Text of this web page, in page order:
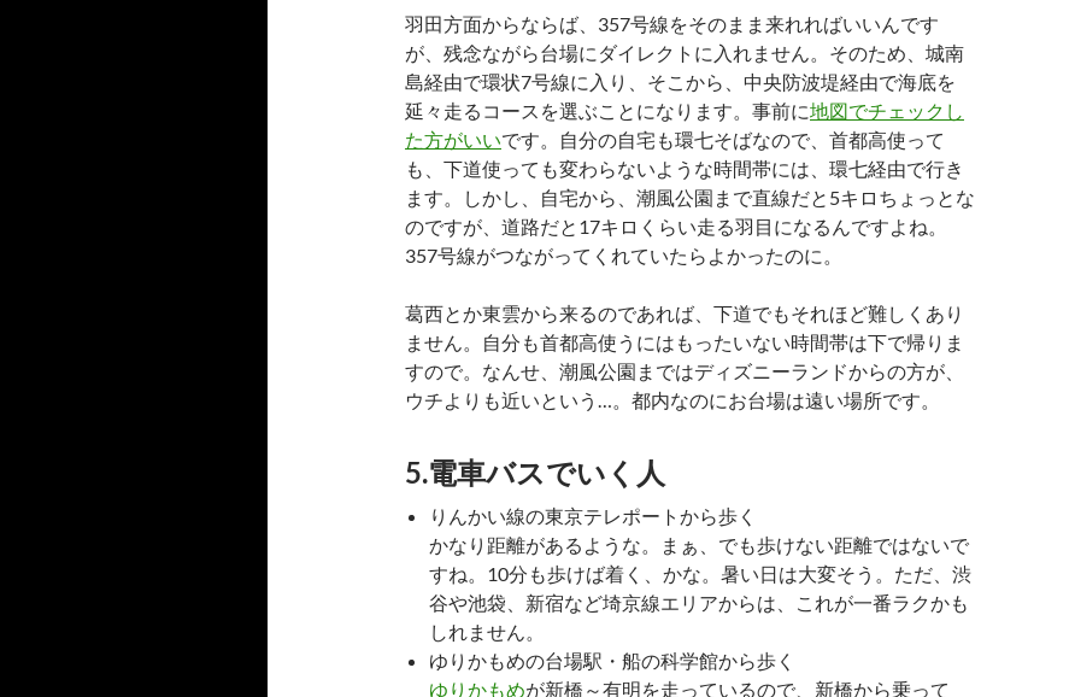
羽田方面からならば、357号線をそのまま来れればいいんです
が、残念ながら台場にダイレクトに入れません。そのため、城南
島経由で環状7号線に入り、そこから、中央防波堤経由で海底を
延々走るコースを選ぶことになります。事前に地図でチェックし
た方がいいです。自分の自宅も環七そばなので、首都高使って
も、下道使っても変わらないような時間帯には、環七経由で行き
ます。しかし、自宅から、潮風公園まで直線だと5キロちょっとな
のですが、道路だと17キロくらい走る羽目になるんですよね。
357号線がつながってくれていたらよかったのに。
葛西とか東雲から来るのであれば、下道でもそれほど難しくあり
ません。自分も首都高使うにはもったいない時間帯は下で帰りま
すので。なんせ、潮風公園まではディズニーランドからの方が、
ウチよりも近いという…。都内なのにお台場は遠い場所です。
5.電車バスでいく人
りんかい線の東京テレポートから歩く
かなり距離があるような。まぁ、でも歩けない距離ではないで
すね。10分も歩けば着く、かな。暑い日は大変そう。ただ、渋
谷や池袋、新宿など埼京線エリアからは、これが一番ラクかも
しれません。
ゆりかもめの台場駅・船の科学館から歩く
ゆりかもめが新橋～有明を走っているので、新橋から乗って